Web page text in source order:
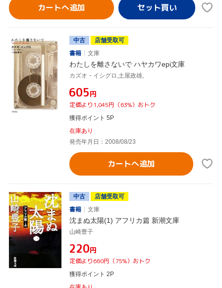
カートへ追加
中古
店舗受取可
書籍
文庫
わたしを離さないで ハヤカワepi文庫
カズオ・イシグロ,土屋政雄,
¥605円
定価より1,045円（63%）おトク
獲得ポイント 5P
在庫あり
発売年月日：2008/08/23
カートへ追加
中古
店舗受取可
書籍
文庫
沈まぬ太陽(1) アフリカ篇 新潮文庫
山崎豊子
¥220円
定価より660円（75%）おトク
獲得ポイント 2P